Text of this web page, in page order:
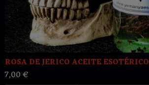
ROSA DE JERICO ACEITE ESOTÉRICO
7,00 €